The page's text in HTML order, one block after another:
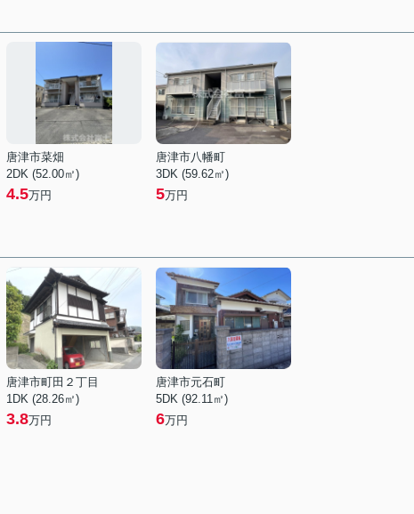
唐津市菜畑
2DK (52.00㎡)
4.5万円
唐津市八幡町
3DK (59.62㎡)
5万円
唐津市町田２丁目
1DK (28.26㎡)
3.8万円
唐津市元石町
5DK (92.11㎡)
6万円